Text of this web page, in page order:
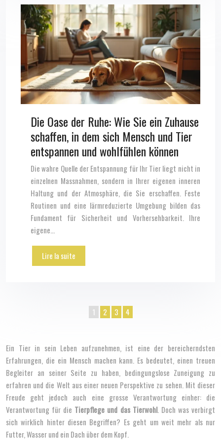
Die Oase der Ruhe: Wie Sie ein Zuhause
schaffen, in dem sich Mensch und Tier
entspannen und wohlfühlen können
Die wahre Quelle der Entspannung für Ihr Tier liegt nicht in
einzelnen Massnahmen, sondern in Ihrer eigenen inneren
Haltung und der Atmosphäre, die Sie erschaffen. Feste
Routinen und eine lärmreduzierte Umgebung bilden das
Fundament für Sicherheit und Vorhersehbarkeit. Ihre
eigene…
Lire la suite
1 2 3 4
Ein Tier in sein Leben aufzunehmen, ist eine der bereicherndsten
Erfahrungen, die ein Mensch machen kann. Es bedeutet, einen treuen
Begleiter an seiner Seite zu haben, bedingungslose Zuneigung zu
erfahren und die Welt aus einer neuen Perspektive zu sehen. Mit dieser
Freude geht jedoch auch eine grosse Verantwortung einher: die
Verantwortung für die Tierpflege und das Tierwohl. Doch was verbirgt
sich wirklich hinter diesen Begriffen? Es geht um weit mehr als nur
Futter, Wasser und ein Dach über dem Kopf.